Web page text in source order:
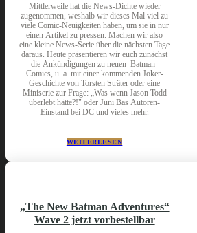
Mittlerweile hat die News-Dichte wieder
zugenommen, weshalb wir dieses Mal viel zu
viele Comic-Neuigkeiten haben, um sie in nur
einen Artikel zu pressen. Machen wir also
eine kleine News-Serie über die nächsten Tage
daraus. Heute präsentieren wir euch zunächst
die Ankündigungen zu neuen Batman-
Comics, u. a. mit einer kommenden Joker-
Geschichte von Torsten Sträter oder eine
Miniserie zur Frage: „Was wenn Jason Todd
überlebt hätte?!" oder Juni Bas Autoren-
Einstand bei DC und vieles mehr.
WEITERLESEN
„The New Batman Adventures“
Wave 2 jetzt vorbestellbar